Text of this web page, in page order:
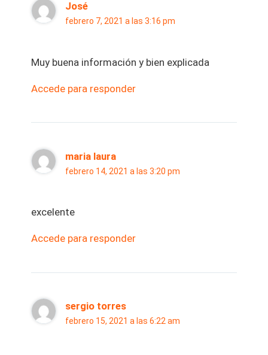
José
febrero 7, 2021 a las 3:16 pm
Muy buena información y bien explicada
Accede para responder
maria laura
febrero 14, 2021 a las 3:20 pm
excelente
Accede para responder
sergio torres
febrero 15, 2021 a las 6:22 am